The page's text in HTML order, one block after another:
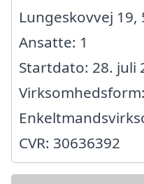
Lungeskovvej 19,
Ansatte: 1
Startdato: 28. juli
Virksomhedsform:
CVR: 30636392